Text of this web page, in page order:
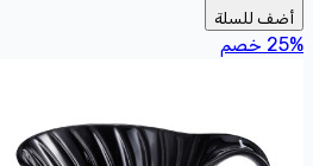
أضف للسلة
25% خصم